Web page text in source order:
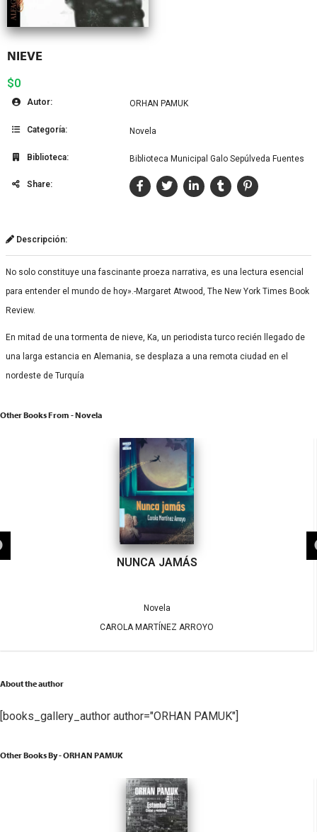
NIEVE
$0
Autor: ORHAN PAMUK
Categoría: Novela
Biblioteca: Biblioteca Municipal Galo Sepúlveda Fuentes
Share:
Descripción:
No solo constituye una fascinante proeza narrativa, es una lectura esencial
para entender el mundo de hoy».-Margaret Atwood, The New York Times Book
Review.
En mitad de una tormenta de nieve, Ka, un periodista turco recién llegado de
una larga estancia en Alemania, se desplaza a una remota ciudad en el
nordeste de Turquía
Other Books From - Novela
NUNCA JAMÁS
Novela
CAROLA MARTÍNEZ ARROYO
About the author
[books_gallery_author author="ORHAN PAMUK"]
Other Books By - ORHAN PAMUK